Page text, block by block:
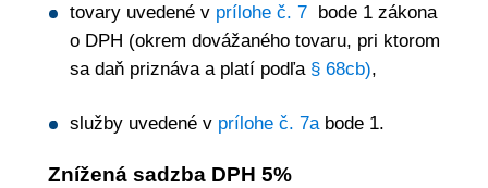
tovary uvedené vprílohe č. 7bode 1 zákona
o DPH (okrem dovážaného tovaru, pri ktorom
sa daň priznáva a platí podľa§ 68cb)
služby uvedené vprílohe č. 7abode 1.
Znížená sadzba DPH 5%